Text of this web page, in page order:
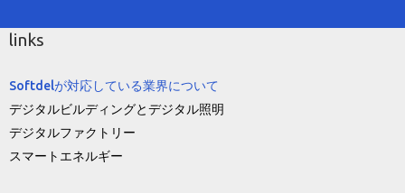
links
Softdelが対応している業界について
デジタルビルディングとデジタル照明
デジタルファクトリー
スマートエネルギー